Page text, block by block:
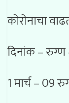
कोरोनाचा
दिनांक – रुग्ण
1 मार्च – 09